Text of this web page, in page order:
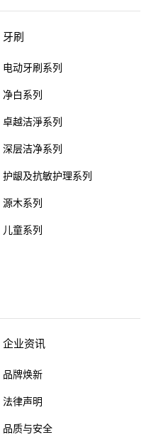
牙刷
电动牙刷系列
净白系列
卓越洁淨系列
深层洁净系列
护龈及抗敏护理系列
源木系列
儿童系列
企业资讯
品牌焕新
法律声明
品质与安全